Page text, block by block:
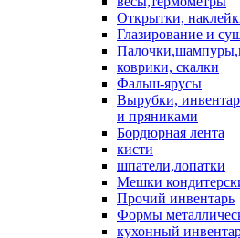
Открытки,
Глазирование и
коврики, скалки
Фальш-ярусы
Вырубки,
и пряниками
Бордюрная лента
кисти
шпатели,лопатки
Мешки
Прочий инвентарь
Формы
кухонный